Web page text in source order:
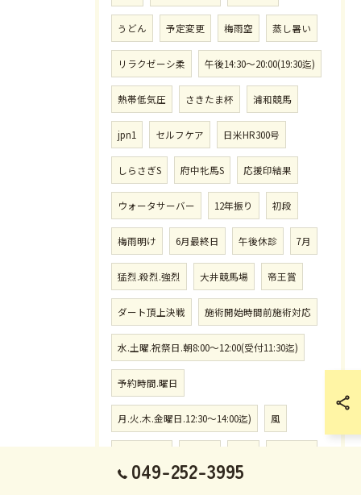
うどん 予定変更 梅雨空 蒸し暑い
リラクゼーシ柔 午後14:30〜20:00(19:30迄)
熱帯低気圧 さきたま杯 浦和競馬
jpn1 セルフケア 日米HR300号
しらさぎS 府中牝馬S 応援印結果
ウォータサーバー 12年振り 初段
梅雨明け 6月最終日 午後休診 7月
猛烈.殺烈.強烈 大井競馬場 帝王賞
ダート頂上決戦 施術開始時間前施術対応
水.土曜.祝祭日.朝8:00〜12:00(受付11:30迄)
予約時間.曜日
月.火.木.金曜日.12:30〜14:00迄) 風
049-252-3995